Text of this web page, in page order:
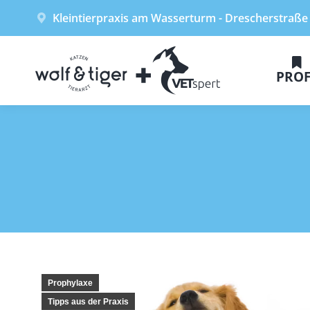
Kleintierpraxis am Wasserturm - Drescherstraße
Prophylaxe
Tipps aus der Praxis